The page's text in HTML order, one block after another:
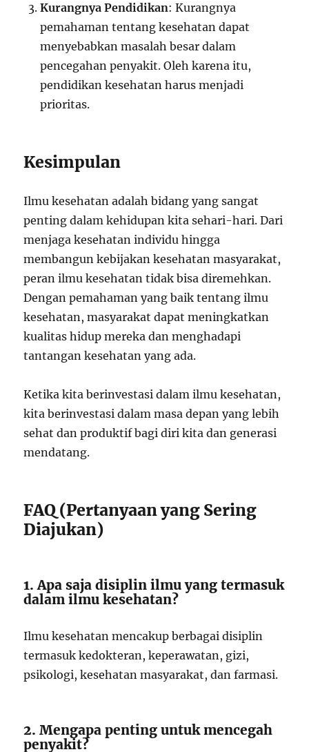
Kurangnya Pendidikan: Kurangnya
pemahaman tentang kesehatan dapat
menyebabkan masalah besar dalam
pencegahan penyakit. Oleh karena itu,
pendidikan kesehatan harus menjadi
prioritas.
Kesimpulan
Ilmu kesehatan adalah bidang yang sangat
penting dalam kehidupan kita sehari-hari. Dari
menjaga kesehatan individu hingga
membangun kebijakan kesehatan masyarakat,
peran ilmu kesehatan tidak bisa diremehkan.
Dengan pemahaman yang baik tentang ilmu
kesehatan, masyarakat dapat meningkatkan
kualitas hidup mereka dan menghadapi
tantangan kesehatan yang ada.
Ketika kita berinvestasi dalam ilmu kesehatan,
kita berinvestasi dalam masa depan yang lebih
sehat dan produktif bagi diri kita dan generasi
mendatang.
FAQ (Pertanyaan yang Sering
Diajukan)
1. Apa saja disiplin ilmu yang termasuk
dalam ilmu kesehatan?
Ilmu kesehatan mencakup berbagai disiplin
termasuk kedokteran, keperawatan, gizi,
psikologi, kesehatan masyarakat, dan farmasi.
2. Mengapa penting untuk mencegah
penyakit?